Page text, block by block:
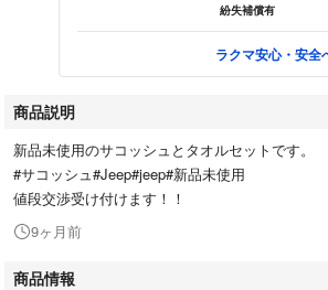
紛失補償有
ラクマ安心・安全
商品説明
新品未使用のサコッシュとタオルセットです。
#サコッシュ#Jeep#jeep#新品未使用
値段交渉受け付けます！！
9ヶ月前
商品情報